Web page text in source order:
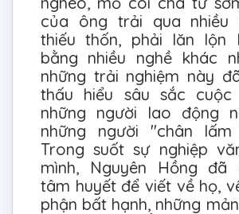
của ông trải qua nhiều
thiếu thốn, phải lăn lộn
bằng nhiều nghề khác
những trải nghiệm này
thấu hiểu sâu sắc cuộc
những người lao động
những người "chân
Trong suốt sự nghiệp
mình, Nguyên Hồng đã
tâm huyết để viết về họ,
phận bất hạnh, những